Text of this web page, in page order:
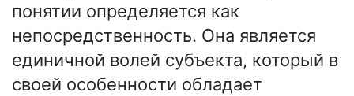
понятии определяется как
непосредственность. Она является
единичной волей субъекта, который в
своей особенности обладает